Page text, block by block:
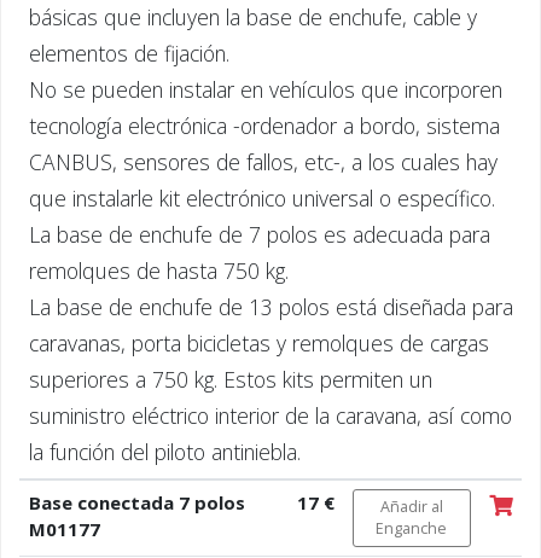
básicas que incluyen la base de enchufe, cable y
elementos de fijación.
No se pueden instalar en vehículos que incorporen
tecnología electrónica -ordenador a bordo, sistema
CANBUS, sensores de fallos, etc-, a los cuales hay
que instalarle kit electrónico universal o específico.
La base de enchufe de 7 polos es adecuada para
remolques de hasta 750 kg.
La base de enchufe de 13 polos está diseñada para
caravanas, porta bicicletas y remolques de cargas
superiores a 750 kg. Estos kits permiten un
suministro eléctrico interior de la caravana, así como
la función del piloto antiniebla.
Base conectada 7 polos
M01177
17 €
Añadir al
Enganche